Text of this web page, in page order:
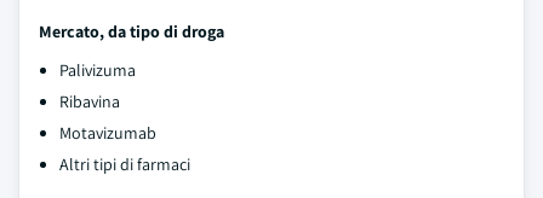
Mercato, da tipo di droga
Palivizuma
Ribavina
Motavizumab
Altri tipi di farmaci